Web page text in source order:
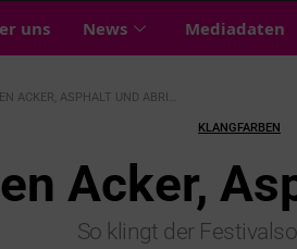
uns News Mediadaten
ACKER, ASPHALT UND ABRISS
KLANGFARBEN
Acker,
So klingt der